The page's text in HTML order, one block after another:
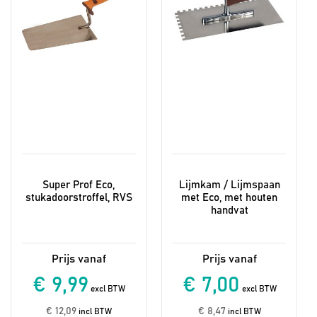
gekozen
worden
Super Prof Eco,
stukadoorstroffel, RVS
€ 9,99 excl BTW
€ 12,09incl BTW
gekozen
worden
Lijmkam / Lijmspaan
met Eco, met houten
handvat
€ 7,00 excl BTW
€ 8,47 incl BTW